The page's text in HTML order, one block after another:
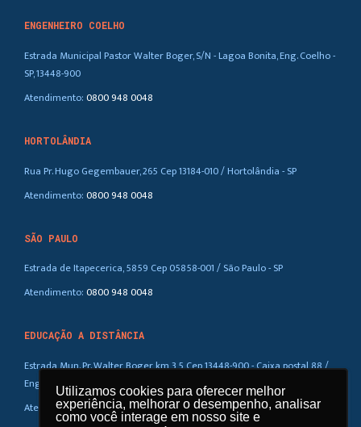
Utilizamos cookies para oferecer melhor
experiência, melhorar o desempenho, analisar
como você interage em nosso site e
Utilizamos cookies para oferecer melhor
experiência, melhorar o desempenho, analisar
como você interage em nosso site e
ENGENHEIRO COELHO
Estrada Municipal Pastor Walter Boger, S/N - Lagoa Bonita, Eng. Coelho -
SP, 13448-900
Atendimento:0800 948 0048
HORTOLÂNDIA
Rua Pr. Hugo Gegembauer, 265 Cep 13184-010 / Hortolândia - SP
Atendimento:0800 948 0048
SÃO PAULO
Estrada de Itapecerica, 5859 Cep 05858-001 / São Paulo - SP
Atendimento:0800 948 0048
EDUCAÇÃO A DISTÂNCIA
Estrada Mun. Pr. Walter Boger, km 3,5 Cep 13448-900 - Caixa postal 88 /
Eng. Coelho – SP
Atendimento:0800 948 0048